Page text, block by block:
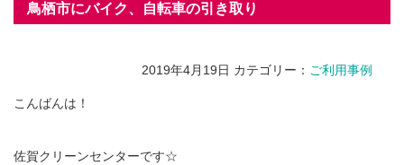
鳥栖市にバイク、自転車の引き取り
2019年4月19日 カテゴリー： ご利用事例
こんばんは！
佐賀クリーンセンターです☆